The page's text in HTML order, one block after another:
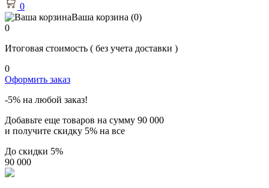
0
Ваша корзина (0)
0
Итоговая стоимость ( без учета доставки )
0
Оформить заказ
-5% на любой заказ!
Добавьте еще товаров на сумму 90 000
и получите скидку 5% на все
До скидки 5%
90 000